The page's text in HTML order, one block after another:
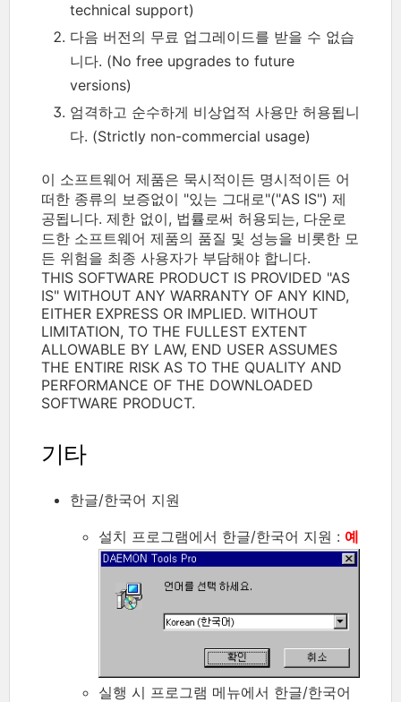
technical support)
다음 버전의 무료 업그레이드를 받을 수 없습
니다. (No free upgrades to future
versions)
엄격하고 순수하게 비상업적 사용만 허용됩니
다. (Strictly non-commercial usage)
이 소프트웨어 제품은 묵시적이든 명시적이든 어
떠한 종류의 보증없이 "있는 그대로"("AS IS") 제
공됩니다. 제한 없이, 법률로써 허용되는, 다운로
드한 소프트웨어 제품의 품질 및 성능을 비롯한 모
든 위험을 최종 사용자가 부담해야 합니다.
THIS SOFTWARE PRODUCT IS PROVIDED "AS
IS" WITHOUT ANY WARRANTY OF ANY KIND,
EITHER EXPRESS OR IMPLIED. WITHOUT
LIMITATION, TO THE FULLEST EXTENT
ALLOWABLE BY LAW, END USER ASSUMES
THE ENTIRE RISK AS TO THE QUALITY AND
PERFORMANCE OF THE DOWNLOADED
SOFTWARE PRODUCT.
기타
한글/한국어 지원
설치 프로그램에서 한글/한국어 지원 : 예
실행 시 프로그램 메뉴에서 한글/한국어